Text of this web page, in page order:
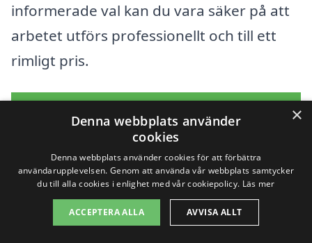
informerade val kan du vara säker på att
arbetet utförs professionellt och till ett
rimligt pris.
Sök efter en
×
Denna webbplats använder
cookies
Denna webbplats använder cookies för att förbättra
användarupplevelsen. Genom att använda vår webbplats samtycker
du till alla cookies i enlighet med vår cookiepolicy. Läs mer
ACCEPTERA ALLA AVVISA ALLT